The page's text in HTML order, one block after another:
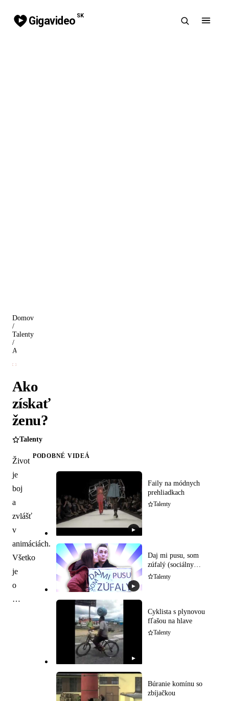
Gigavideo SK
Domov
/
Talenty
/
Ako
získať
ženu?
Talenty
Život
je
boj
a
zvlášť
v
animáciách.
Všetko
je
o
…
PODOBNÉ VIDEÁ
▶
Faily na módnych
prehliadkach
Talenty
▶
Daj mi pusu, som
zúfalý (sociálny
experiment)
Talenty
▶
Cyklista s plynovou
fľašou na hlave
Talenty
Búranie komínu so
zbíjačkou